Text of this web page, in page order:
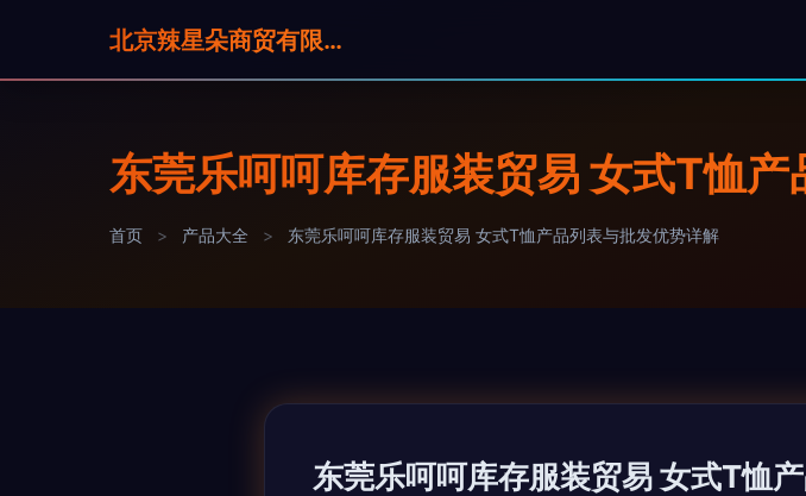
北京辣星朵商贸有限公司
东莞乐呵呵库存服装贸易 女式T恤
首页 > 产品大全 > 东莞乐呵呵库存服装贸易 女式T恤产品列表与批发优势详解
东莞乐呵呵库存服装贸易 女式T恤